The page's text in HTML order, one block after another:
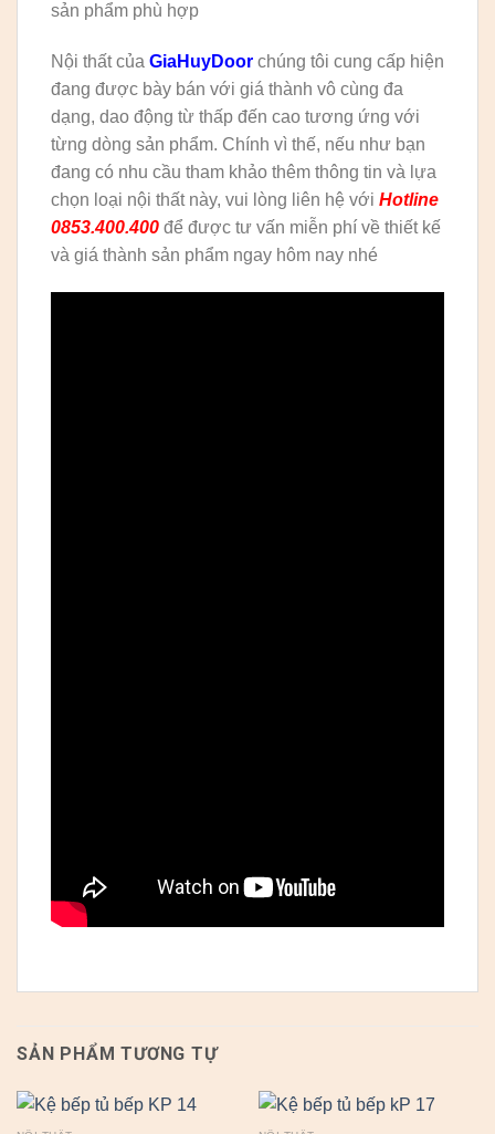
sản phẩm phù hợp
Nội thất của GiaHuyDoor chúng tôi cung cấp hiện
đang được bày bán với giá thành vô cùng đa
dạng, dao động từ thấp đến cao tương ứng với
từng dòng sản phẩm. Chính vì thế, nếu như bạn
đang có nhu cầu tham khảo thêm thông tin và lựa
chọn loại nội thất này, vui lòng liên hệ với Hotline
0853.400.400 để được tư vấn miễn phí về thiết kế
và giá thành sản phẩm ngay hôm nay nhé
SẢN PHẨM TƯƠNG TỰ